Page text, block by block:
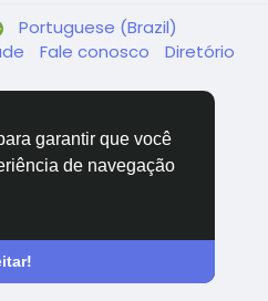
garantir que você
de navegação
Portuguese (Brazil)
Fale conosco Diretório